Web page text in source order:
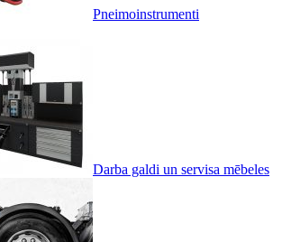
Pneimoinstrumenti
Darba galdi un servisa mēbeles